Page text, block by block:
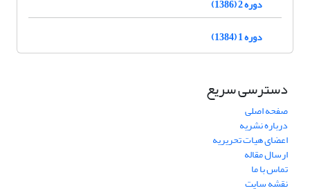
دوره 2 (1386)
دوره 1 (1384)
دسترسی سریع
صفحه اصلی
درباره نشریه
اعضای هیات تحریریه
ارسال مقاله
تماس با ما
نقشه سایت